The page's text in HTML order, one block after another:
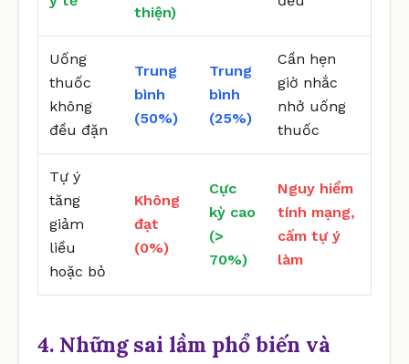
thiện)
Uống
thuốc
không
đều đặn
Trung
bình
(50%)
Trung
bình
(25%)
Cần hẹn
giờ nhắc
nhở uống
thuốc
Tự ý
tăng
giảm
liều
hoặc bỏ
Không
đạt
(0%)
Cực
kỳ cao
(>
70%)
Nguy hiểm
tính mạng,
cấm tự ý
làm
4. Những sai lầm phổ biến và